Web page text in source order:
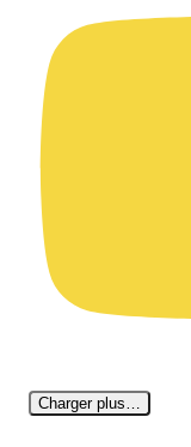
Charger plus…